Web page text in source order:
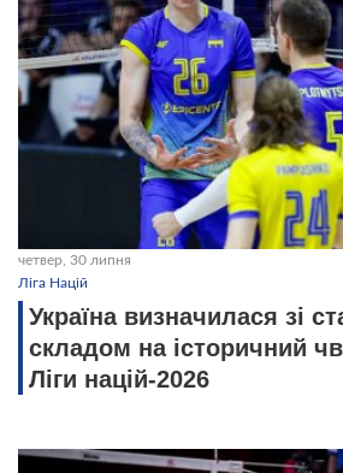
четвер, 30 липня
Ліга Націй
Україна визначилася зі
складом на історичний
Ліги націй-2026